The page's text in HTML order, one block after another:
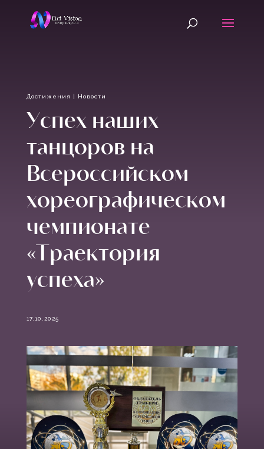
Достижения | Новости
Успех наших
танцоров на
Всероссийском
хореографическом
чемпионате
«Траектория
успеха»
17.10.2025